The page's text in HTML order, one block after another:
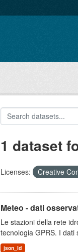
1 dataset
Licenses: Creative
Meteo - dati
Le stazioni della rete
tecnologia GPRS. I dati
json_ld